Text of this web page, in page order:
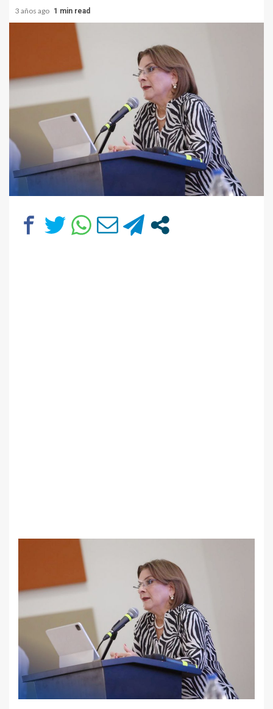
3 años ago 1 min read